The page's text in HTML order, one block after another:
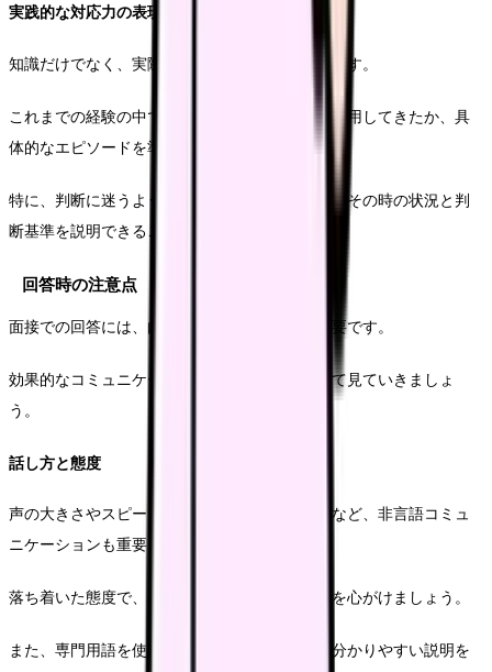
実践的な対応力の表現
知識だけでなく、実際の現場での対応力も重要です。
これまでの経験の中で、どのように専門知識を活用してきたか、具
体的なエピソードを準備しておきましょう。
特に、判断に迷うような場面での対応について、その時の状況と判
断基準を説明できることが重要です。
回答時の注意点
面接での回答には、内容だけでなく伝え方も重要です。
効果的なコミュニケーションのポイントについて見ていきましょ
う。
話し方と態度
声の大きさやスピード、アイコンタクト、姿勢など、非言語コミュ
ニケーションも重要な要素です。
落ち着いた態度で、相手に伝わりやすい話し方を心がけましょう。
また、専門用語を使用する際は、必要に応じて分かりやすい説明を